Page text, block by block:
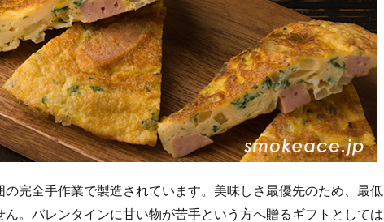
完全手作業で製造されています。美味しさ最優先のため、最低
。バレンタインに甘い物が苦手という方へ贈るギフトとしては